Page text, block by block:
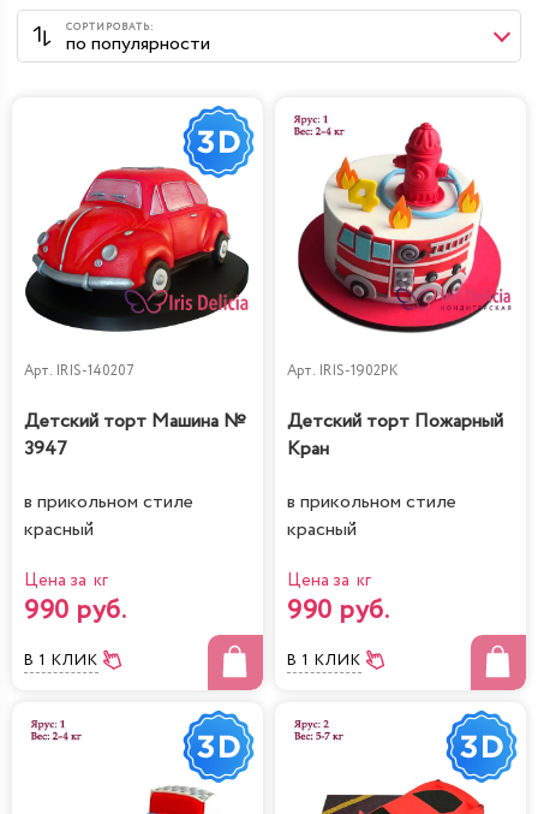
Арт. IRIS-140207
Детский торт Машина №
3947
в прикольном стиле
красный
Цена за кг
990 руб.
В 1 КЛИК
Арт. IRIS-1902PK
Детский торт Пожарный
Кран
в прикольном стиле
красный
Цена за кг
990 руб.
В 1 КЛИК